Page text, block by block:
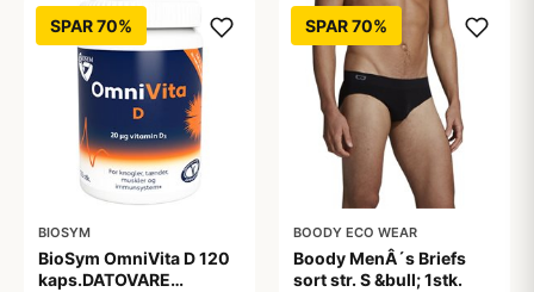
SPAR 70%
BIOSYM
BioSym OmniVita D 120
kaps.DATOVARE
SPAR 70%
BOODY ECO WEAR
Boody MenÂ´s Briefs
sort str. S &bull; 1stk.